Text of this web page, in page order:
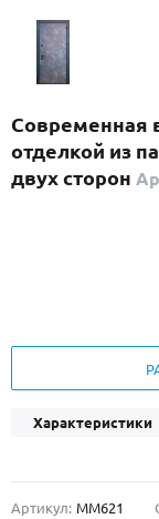
ПО НАЗНАЧЕНИЮ
ПО КОНСТРУКЦИИ
Современная
отделкой из
двух сторон
Характеристики
Артикул: ММ621